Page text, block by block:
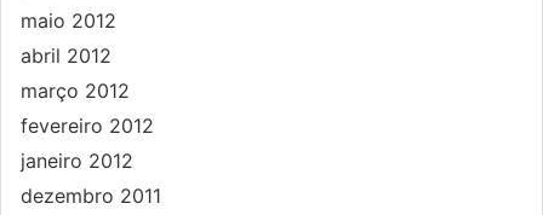
maio 2012
abril 2012
março 2012
fevereiro 2012
janeiro 2012
dezembro 2011